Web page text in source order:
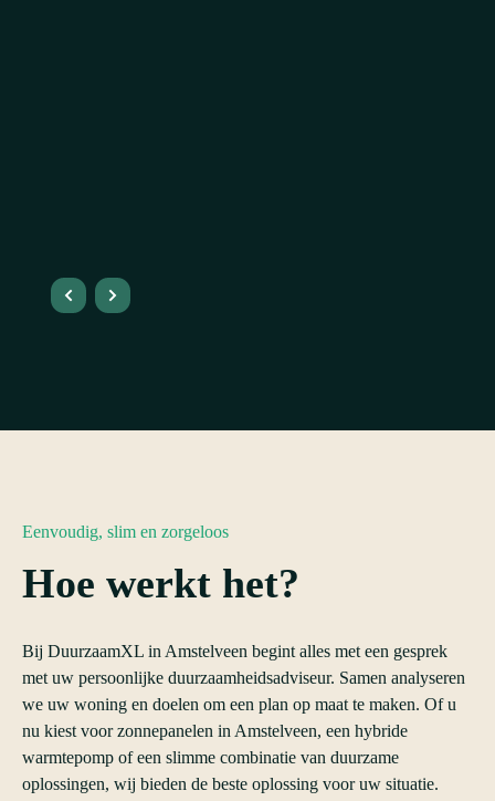
Eenvoudig, slim en zorgeloos
Hoe werkt het?
Bij DuurzaamXL in Amstelveen begint alles met een gesprek
met uw persoonlijke duurzaamheidsadviseur. Samen analyseren
we uw woning en doelen om een plan op maat te maken. Of u
nu kiest voor zonnepanelen in Amstelveen, een hybride
warmtepomp of een slimme combinatie van duurzame
oplossingen, wij bieden de beste oplossing voor uw situatie.